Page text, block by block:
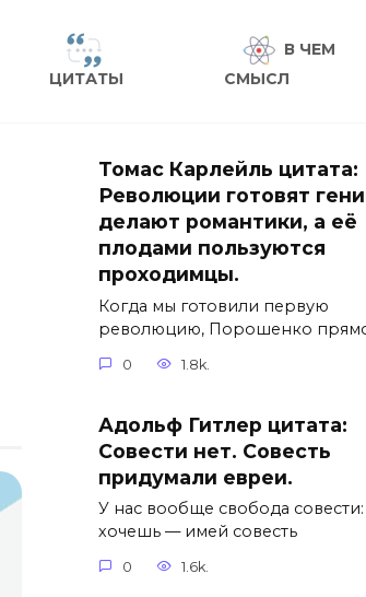
ЦИТАТЫ
В ЧЕМ
СМЫСЛ
Томас Карлейль цитата:
Революции готовят
делают романтики, а её
плодами пользуются
проходимцы.
Когда мы готовили первую
революцию, Порошенко
0 1.8k.
Адольф Гитлер цитата:
Совести нет. Совесть
придумали евреи.
У нас вообще свобода совести:
хочешь — имей совесть
0 1.6k.